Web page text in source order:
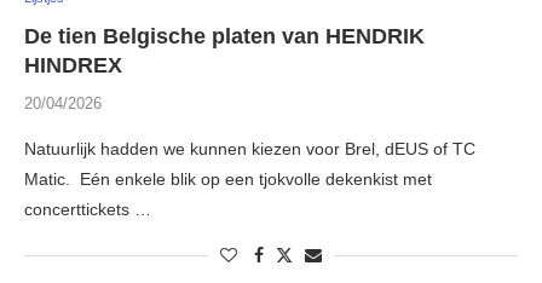
De tien Belgische platen van HENDRIK
HINDREX
20/04/2026
Natuurlijk hadden we kunnen kiezen voor Brel, dEUS of TC
Matic. Eén enkele blik op een tjokvolle dekenkist met
concerttickets …